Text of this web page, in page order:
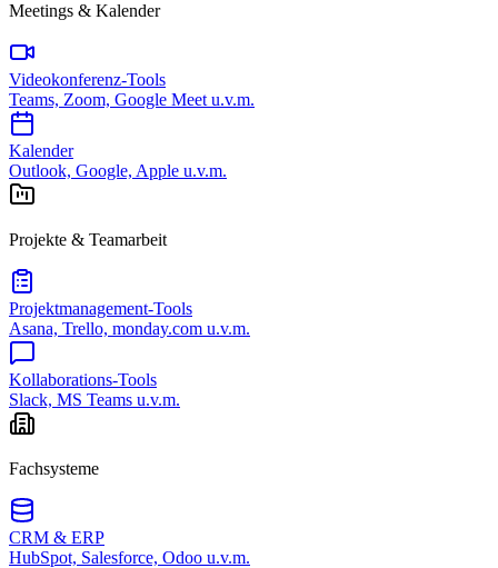
Meetings & Kalender
Videokonferenz-Tools
Teams, Zoom, Google Meet u.v.m.
Kalender
Outlook, Google, Apple u.v.m.
Projekte & Teamarbeit
Projektmanagement-Tools
Asana, Trello, monday.com u.v.m.
Kollaborations-Tools
Slack, MS Teams u.v.m.
Fachsysteme
CRM & ERP
HubSpot, Salesforce, Odoo u.v.m.